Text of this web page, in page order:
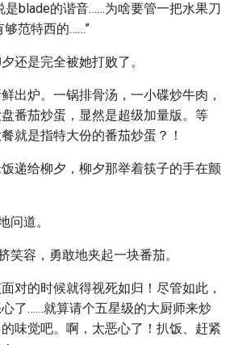
是blade的谐音……为啥要管一把水果刀
范特西的……”
还是完全被她打败了。
出炉。一锅排骨汤，一小碟炒牛肉，
番茄炒蛋，显然是超级加量版。等
就是指特大份的番茄炒蛋？！
递给柳夕，柳夕那举着筷子的手在颤
问道。
笑容，勇敢地夹起一块番茄。
对的时候就得视死如归！尽管如此，
了……就算请个五星级的大厨师来炒
味觉吧。啊，太恶心了！扒饭、赶紧